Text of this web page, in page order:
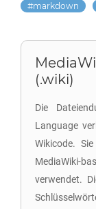
markdown
(.wiki)
Die
Language
Wikicode.
MediaWiki-
verwendet.